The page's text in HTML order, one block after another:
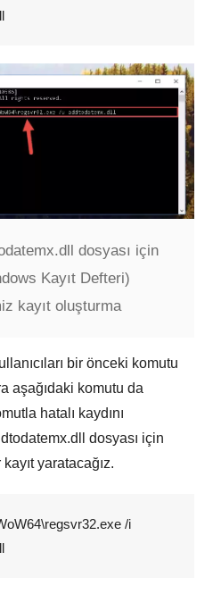
dosyası için
Kayıt Defteri)
kayıt oluşturma
bir önceki komutu
aşağıdaki komutu da
hatalı kaydını
dosyası için
yaratacağız.
/i